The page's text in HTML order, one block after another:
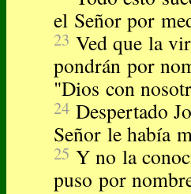
el Señor por
23 Ved que la
pondrán por
"Dios con
24 Despertado
Señor le había
25 Y no la
puso por